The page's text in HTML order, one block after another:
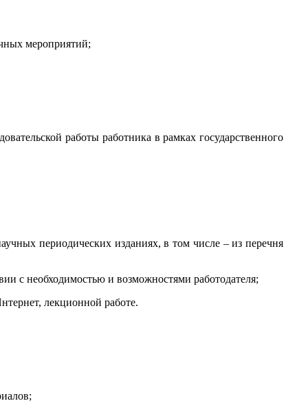
мероприятий;
работы работника в рамках государственного
периодических изданиях, в том числе – из перечня
с необходимостью и возможностями работодателя;
лекционной работе.